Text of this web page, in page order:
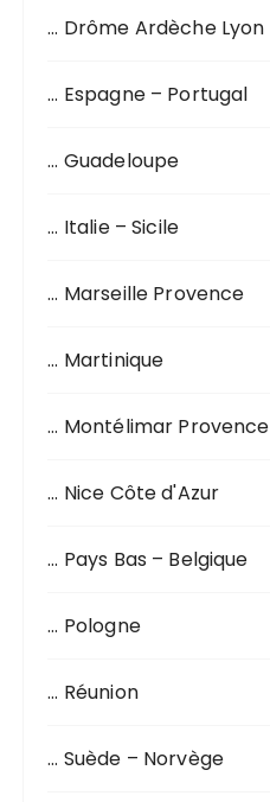
… Drôme Ardèche Lyon
… Espagne – Portugal
… Guadeloupe
… Italie – Sicile
… Marseille Provence
… Martinique
… Montélimar Provence
… Nice Côte d'Azur
… Pays Bas – Belgique
… Pologne
… Réunion
… Suède – Norvège